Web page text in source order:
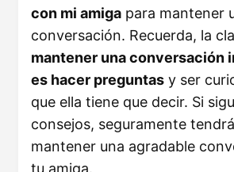
con mi amiga para mantener
conversación. Recuerda, la
mantener una conversación
es hacer preguntas y ser
que ella tiene que decir. Si
consejos, seguramente
mantener una agradable
tu amiga.